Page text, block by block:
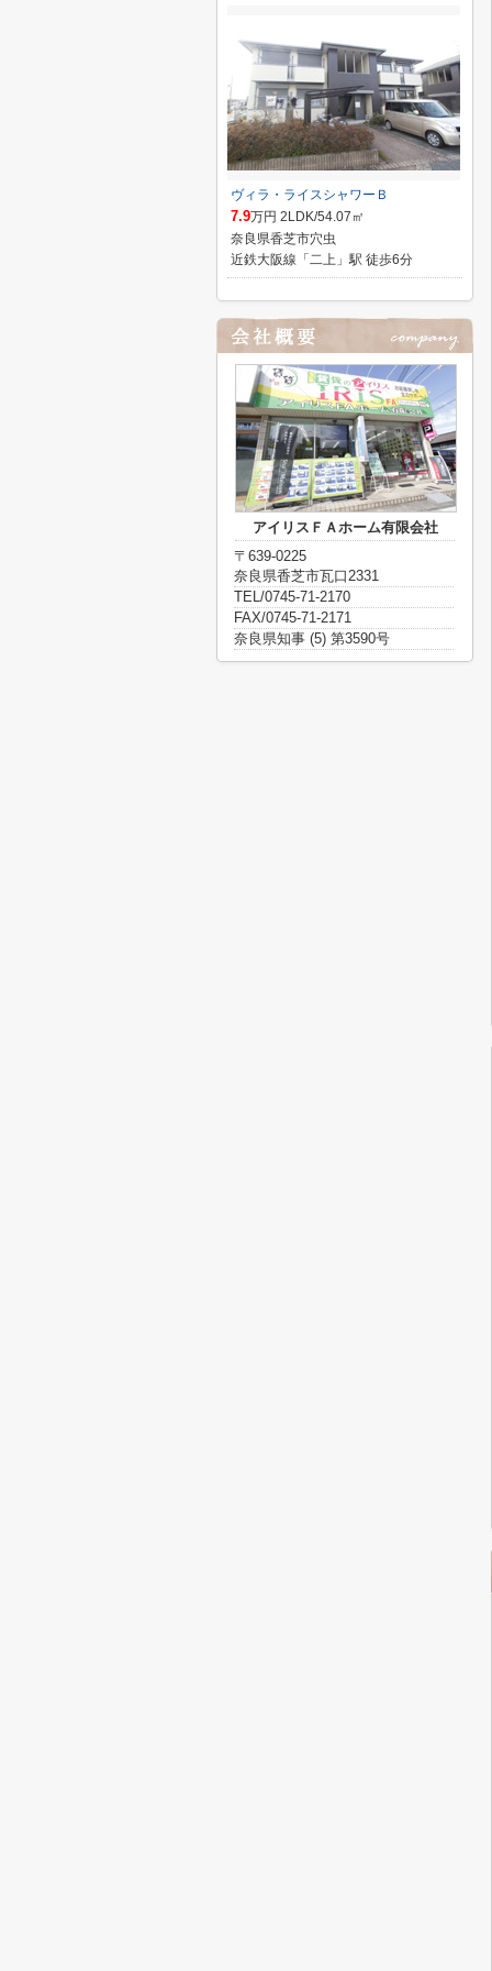
ヴィラ・ライスシャワーＢ
7.9万円 2LDK/54.07㎡
奈良県香芝市穴虫
近鉄大阪線「二上」駅 徒歩6分
アイリスＦＡホーム有限会社
〒639-0225
奈良県香芝市瓦口2331
TEL/0745-71-2170
FAX/0745-71-2171
奈良県知事 (5) 第3590号